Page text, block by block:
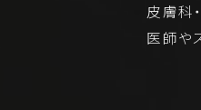
皮膚科
医師や